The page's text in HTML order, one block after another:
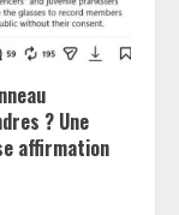
? Une
affirmation